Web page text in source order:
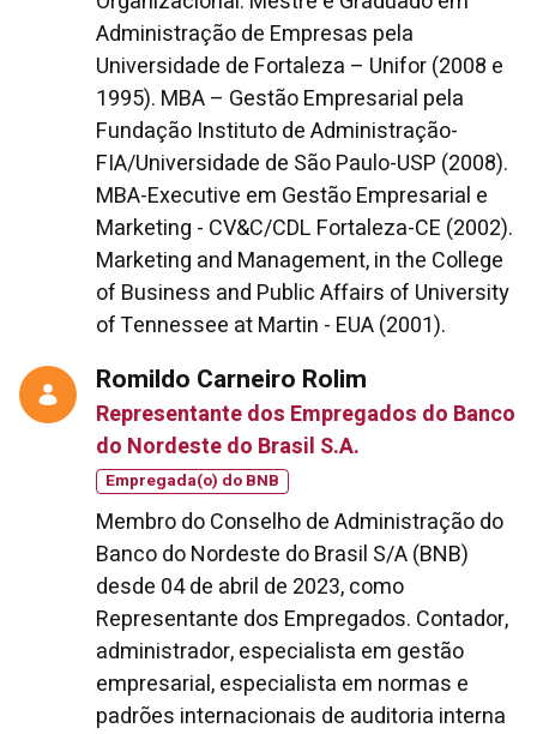
Administração de Empresas pela
Universidade de Fortaleza – Unifor (2008 e
1995). MBA – Gestão Empresarial pela
Fundação Instituto de Administração-
FIA/Universidade de São Paulo-USP (2008).
MBA-Executive em Gestão Empresarial e
Marketing - CV&C/CDL Fortaleza-CE (2002).
Marketing and Management, in the College
of Business and Public Affairs of University
of Tennessee at Martin - EUA (2001).
Romildo Carneiro Rolim
Representante dos Empregados do Banco
do Nordeste do Brasil S.A.
Empregada(o) do BNB
Membro do Conselho de Administração do
Banco do Nordeste do Brasil S/A (BNB)
desde 04 de abril de 2023, como
Representante dos Empregados. Contador,
administrador, especialista em gestão
empresarial, especialista em normas e
padrões internacionais de auditoria interna